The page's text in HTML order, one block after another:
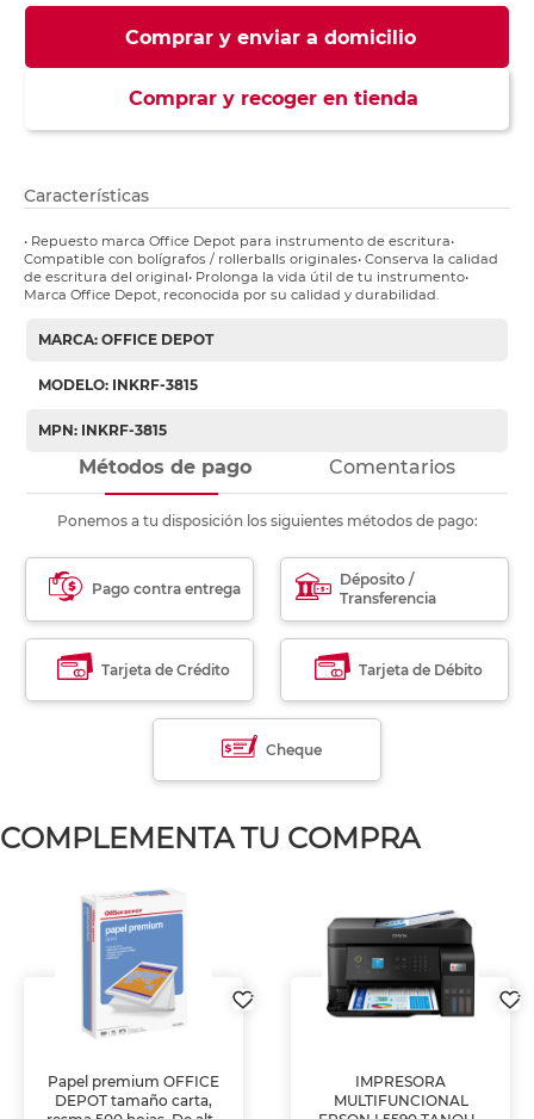
Comprar y enviar a domicilio
Comprar y recoger en tienda
Características
• Repuesto marca Office Depot para instrumento de escritura•
Compatible con bolígrafos / rollerballs originales• Conserva la calidad
de escritura del original• Prolonga la vida útil de tu instrumento•
Marca Office Depot, reconocida por su calidad y durabilidad.
MARCA: OFFICE DEPOT
MODELO: INKRF-3815
MPN: INKRF-3815
Métodos de pago Comentarios
Ponemos a tu disposición los siguientes métodos de pago:
Pago contra entrega
Déposito /
Transferencia
Tarjeta de Crédito Tarjeta de Débito
Cheque
COMPLEMENTA TU COMPRA
Papel premium OFFICE
DEPOT tamaño carta,
IMPRESORA
MULTIFUNCIONAL